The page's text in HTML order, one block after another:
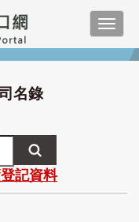
名錄
記資料